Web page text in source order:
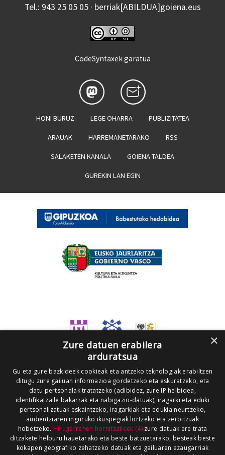
Tel.: 943 25 05 05 · berriak[ABILDUA]goiena.eus
CodeSyntaxek garatua
HONI BURUZ LEGE OHARRA PUBLIZITATEA
ARAUAK HARREMANETARAKO RSS
SALAKETEN KANALA GOIENA TALDEA
GUREKIN LAN EGIN
×
Zure datuen erabilera
arduratsua
Gu eta gure bazkideek cookieak eta antzeko teknologiak erabiltzen
ditugu zure gailuan informazioa gordetzeko eta eskuratzeko, eta
datu pertsonalak tratatzeko (adibidez, zure IP helbidea,
identifikatzaile bakarrak eta nabigazio-datuak), iragarki eta eduki
pertsonalizatuak eskaintzeko, iragarkiak eta edukia neurtzeko,
audientziaren inguruko ikuspegiak lortzeko eta zerbitzuak
hobetzeko. Hirugarrenen hornitzaileek (4)zure datuak ere trata
ditzakete helburu hauetarako eta beste batzuetarako, besteak beste
kokapen geografiko zehatzeko datuak eta gailuaren ezaugarriak